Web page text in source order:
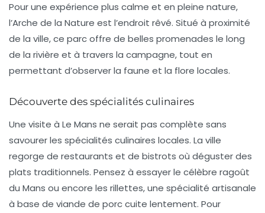
Pour une expérience plus calme et en pleine nature,
l’Arche de la Nature est l’endroit rêvé. Situé à proximité
de la ville, ce parc offre de belles promenades le long
de la rivière et à travers la campagne, tout en
permettant d’observer la faune et la flore locales.
Découverte des spécialités culinaires
Une visite à Le Mans ne serait pas complète sans
savourer les spécialités culinaires locales. La ville
regorge de restaurants et de bistrots où déguster des
plats traditionnels. Pensez à essayer le célèbre ragoût
du Mans ou encore les rillettes, une spécialité artisanale
à base de viande de porc cuite lentement. Pour